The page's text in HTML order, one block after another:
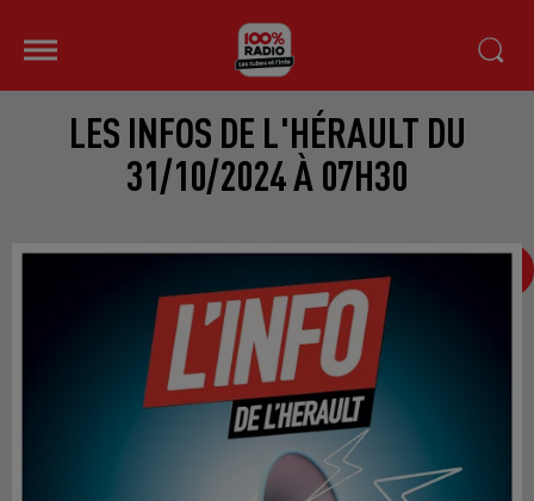
LES INFOS DE L'HÉRAULT DU
31/10/2024 À 07H30